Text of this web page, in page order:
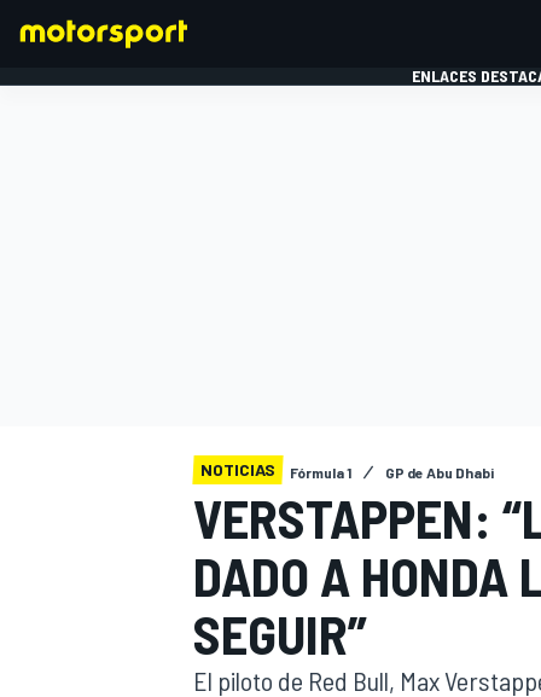
ENLACES
NOTICIAS Fórmula 1 GP de Abu Dhabi
VERSTAPPEN:
DADO A HONDA
SEGUIR”
El piloto de Red Bull, Max